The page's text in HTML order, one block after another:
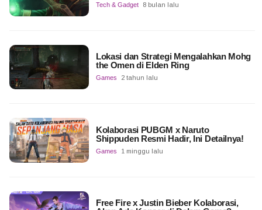
Tech & Gadget 8 bulan lalu
Lokasi dan Strategi Mengalahkan Mohg
the Omen di Elden Ring
Games 2 tahun lalu
Kolaborasi PUBGM x Naruto
Shippuden Resmi Hadir, Ini Detailnya!
Games 1 minggu lalu
Free Fire x Justin Bieber Kolaborasi,